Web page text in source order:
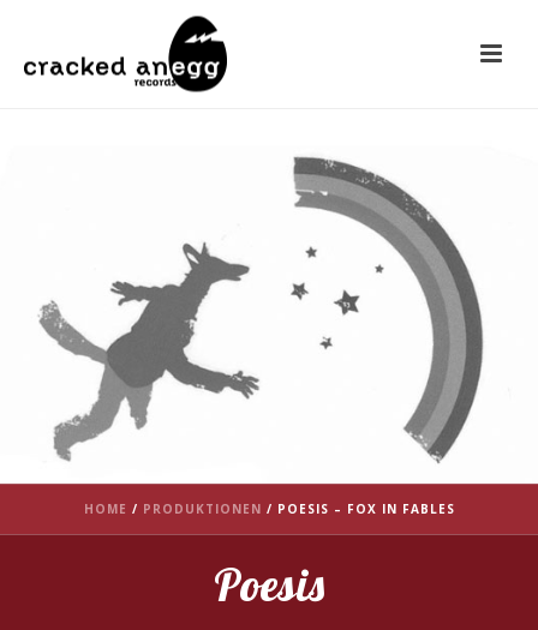
HOME / PRODUKTIONEN / POESIS – FOX IN FABLES
Poesis